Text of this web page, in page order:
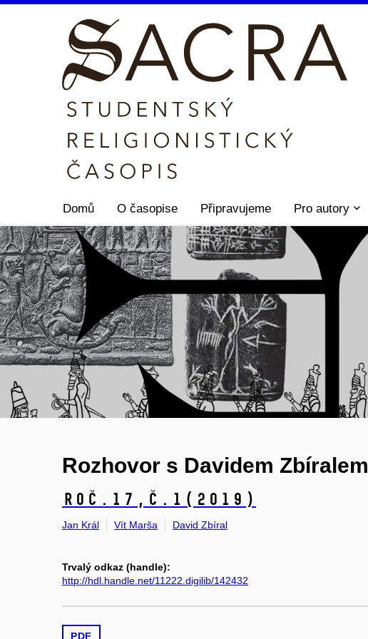
Domů O časopise Připravujeme Pro autory
Rozhovor s Davidem Zbíralem
Roč.17, č.1 (2019)
Jan Král Vít Marša David Zbíral
Trvalý odkaz (handle):
http://hdl.handle.net/11222.digilib/142432
PDF